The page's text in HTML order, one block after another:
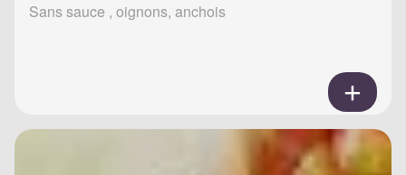
Sans sauce , oignons, anchois